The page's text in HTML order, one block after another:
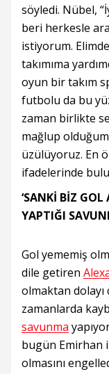
söyledi. Nübel,
beri herkesle
istiyorum.
takımıma
oyun bir takım
futbolu da bu
zaman birlikte
mağlup
üzülüyoruz. En
ifadelerinde
‘SANKİ BİZ
YAPTIĞI
Gol yememiş
dile getiren
olmaktan dolayı
zamanlarda
savunma
bugün Emirhan
olmasını